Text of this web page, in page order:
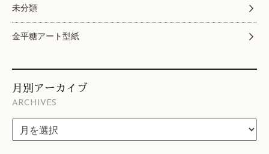
未分類
金平糖アート型紙
月別アーカイブ
ARCHIVES